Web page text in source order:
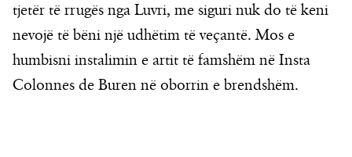
tjetër të rrugës nga Luvri, me siguri nuk do të keni
nevojë të bëni një udhëtim të veçantë. Mos e
humbisni instalimin e artit të famshëm në Insta
Colonnes de Buren në oborrin e brendshëm.